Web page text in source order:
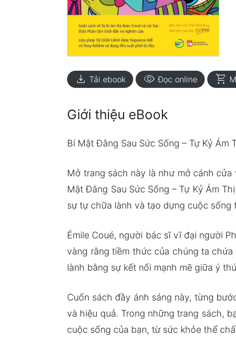
download Tải ebook visibility Đọc online shopping_cart
Giới thiệu eBook
Bí Mật Đằng Sau Sức Sống – Tự Kỷ Ám
Mở trang sách này là như mở cánh
Mật Đằng Sau Sức Sống – Tự Kỷ Ám
sự tự chữa lành và tạo dựng cuộc sống
Émile Coué, người bác sĩ vĩ đại người
vàng rằng tiềm thức của chúng ta
lành bằng sự kết nối mạnh mẽ giữa ý
Cuốn sách đầy ánh sáng này, từng
và hiệu quả. Trong những trang sách,
cuộc sống của bạn, từ sức khỏe thể